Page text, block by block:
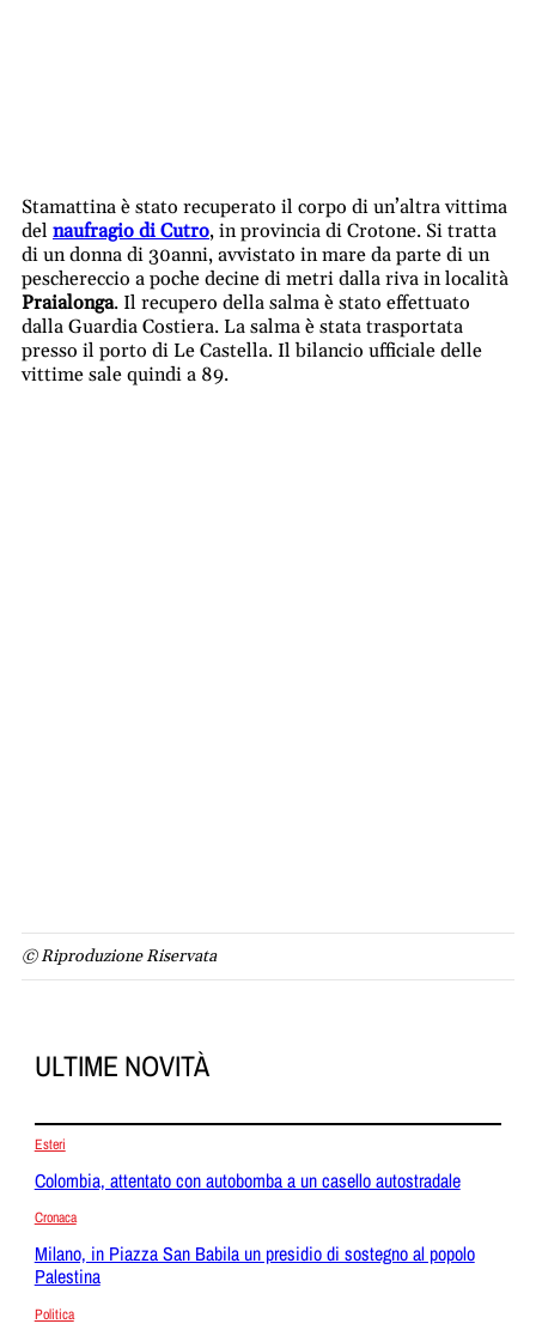
Stamattina è stato recuperato il corpo di un’altra vittima
del naufragio di Cutro, in provincia di Crotone. Si tratta
di un donna di 30anni, avvistato in mare da parte di un
peschereccio a poche decine di metri dalla riva in località
Praialonga. Il recupero della salma è stato effettuato
dalla Guardia Costiera. La salma è stata trasportata
presso il porto di Le Castella. Il bilancio ufficiale delle
vittime sale quindi a 89.
© Riproduzione Riservata
ULTIME NOVITÀ
Esteri
Colombia, attentato con autobomba a un casello autostradale
Cronaca
Milano, in Piazza San Babila un presidio di sostegno al popolo
Palestina
Politica